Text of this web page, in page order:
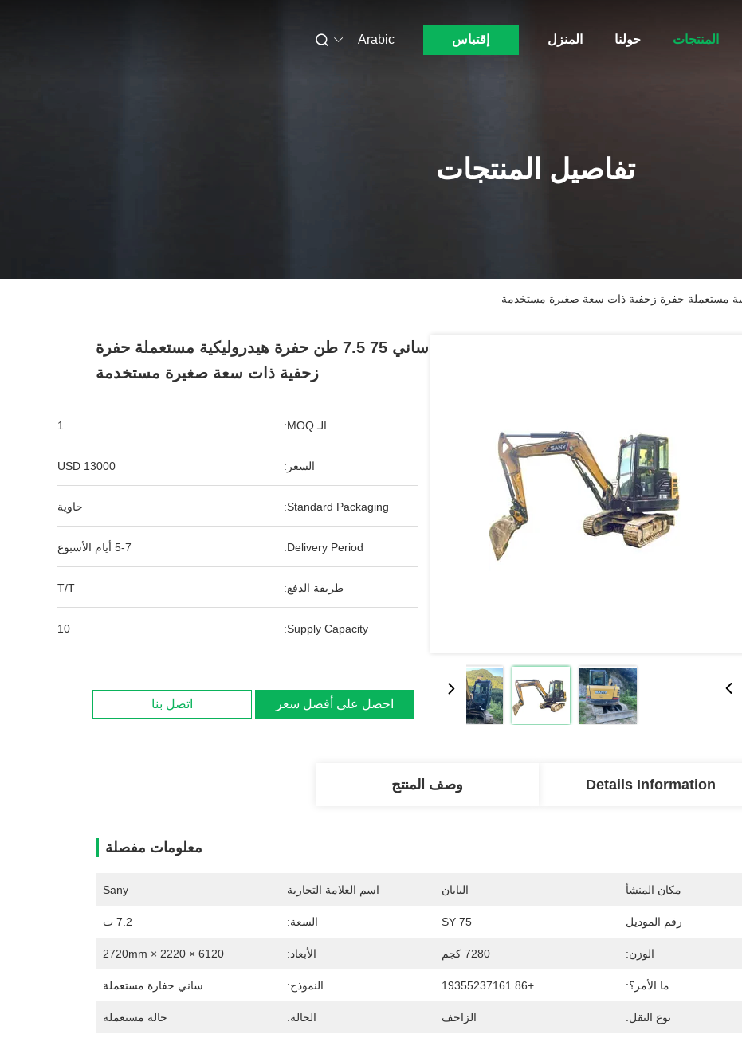
المنزل حولنا المنتجات إقتباس Arabic
تفاصيل المنتجات
ساني 75 7.5 طن حفرة هيدروليكية مستعملة حفرة
زحفية ذات سعة صغيرة مستخدمة
الـ MOQ: 1
السعر: 13000 USD
Standard Packaging: حاوية
Delivery Period: 5-7 أيام الأسبوع
طريقة الدفع: T/T
Supply Capacity:
10
احصل على أفضل سعر اتصل بنا
Details Information وصف المنتج
معلومات مفصلة
مكان المنشأ اليابان اسم العلامة التجارية Sany
رقم الموديل SY 75 السعة: 7.2 ت
الوزن: 7280 كجم الأبعاد: 6120 × 2220 × 2720mm
ما الأمر؟: +86 19355237161 النموذج: ساني حفارة مستعملة
نوع النقل: الزاحف الحالة: حالة مستعملة